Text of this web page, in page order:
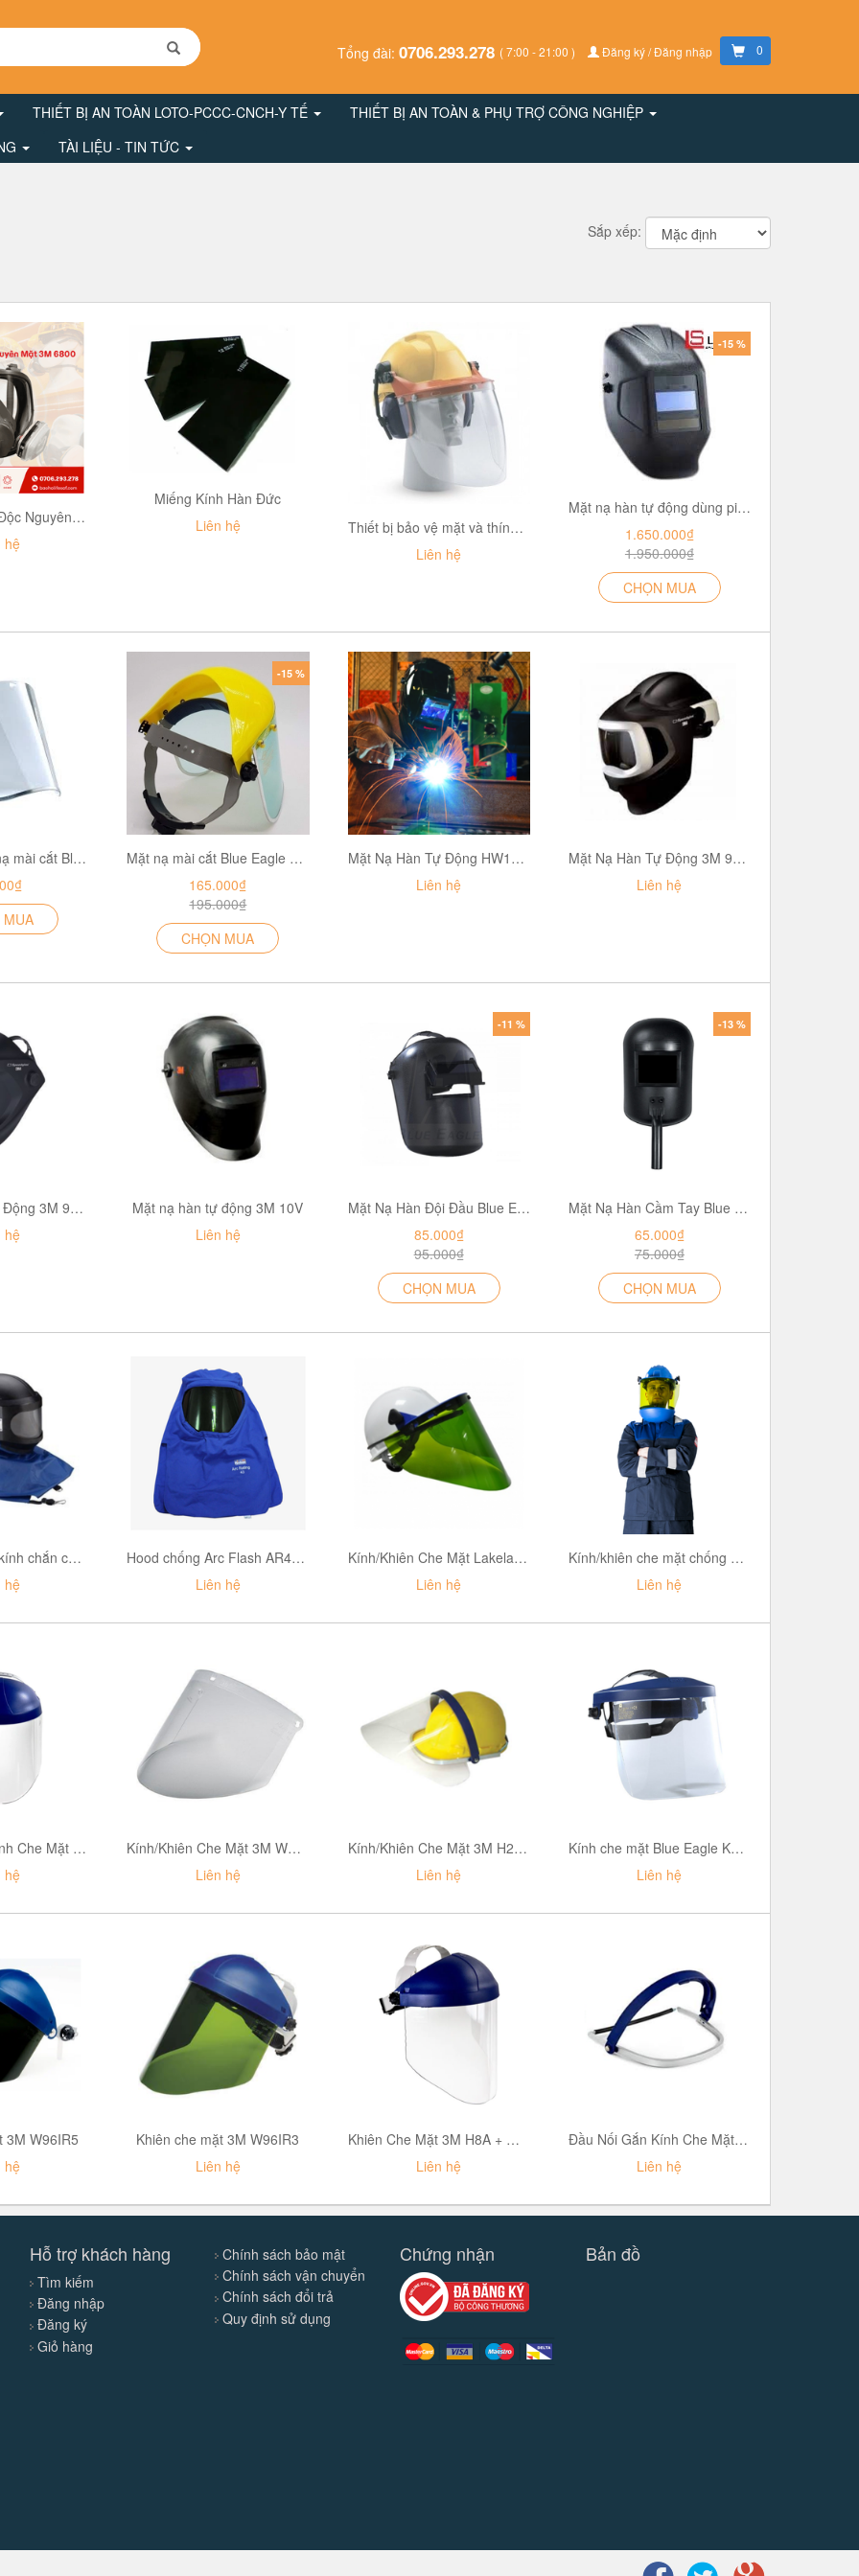
Tổng đài: 0706.293.278 ( 7:00 - 21:00 ) Đăng ký / Đăng nhập 0
THIẾT BỊ AN TOÀN LOTO-PCCC-CNCH-Y TẾ
THIẾT BỊ AN TOÀN & PHỤ TRỢ CÔNG NGHIỆP
TÀI LIỆU - TIN TỨC
Sắp xếp:
Mặt Nạ Phòng Độc Nguyên Mặt 3M 6800 kèm Phin 6001 | Lọc hơi hữu cơ, bụi mịn...
hệ
Miếng Kính Hàn Đức
Liên hệ
Thiết bị bảo vệ mặt và thính giác PROGUARD BGVH/SI-2/PC06SE
Liên hệ
Mặt nạ hàn tự động dùng pin Blue Eagle AW7R
1.650.000₫
1.950.000₫
-15 %
CHỌN MUA
Tấm kính mặt nạ mài cắt Blue Eagle B1FC (linh kiện)
MUA
Mặt nạ mài cắt Blue Eagle B1 + FC48
165.000₫
195.000₫
-15 %
CHỌN MUA
Mặt Nạ Hàn Tự Động HW100 Auto Darkening (ADF)
Liên hệ
Mặt Nạ Hàn Tự Động 3M 9100MP
Liên hệ
Mặt Nạ Hàn Tự Động 3M 9100
hệ
Mặt nạ hàn tự động 3M 10V
Liên hệ
Mặt Nạ Hàn Đội Đầu Blue Eagle 633P
85.000₫
95.000₫
-11 %
CHỌN MUA
Mặt Nạ Hàn Cầm Tay Blue Eagle 632P
65.000₫
75.000₫
-13 %
CHỌN MUA
Hood chắn cát/kính chắn cát W-8100B
hệ
Hood chống Arc Flash AR43HD Lakeland
Liên hệ
Kính/Khiên Che Mặt Lakeland chống ARC Flash ARC-SK2-8
Liên hệ
Kính/khiên che mặt chống ARC Flash ARC – FS – 12
Liên hệ
Thiết Bị Gắn Kính Che Mặt 3M H4
hệ
Kính/Khiên Che Mặt 3M WP96
Liên hệ
Kính/Khiên Che Mặt 3M H24+ WP 96
Liên hệ
Kính che mặt Blue Eagle K28 có viền nhôm
Liên hệ
3M W96IR5
hệ
Khiên che mặt 3M W96IR3
Liên hệ
Khiên Che Mặt 3M H8A + W96
Liên hệ
Đầu Nối Gắn Kính Che Mặt 3M H24M
Liên hệ
Hỗ trợ khách hàng
Tìm kiếm
Đăng nhập
Đăng ký
Giỏ hàng
Chính sách bảo mật
Chính sách vận chuyển
Chính sách đổi trả
Quy định sử dụng
Chứng nhận Bản đồ